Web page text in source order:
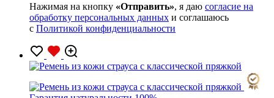
Нажимая на кнопку «Отправить», я даю согласие на
обработку персональных данных и соглашаюсь
с Политикой конфиденциальности